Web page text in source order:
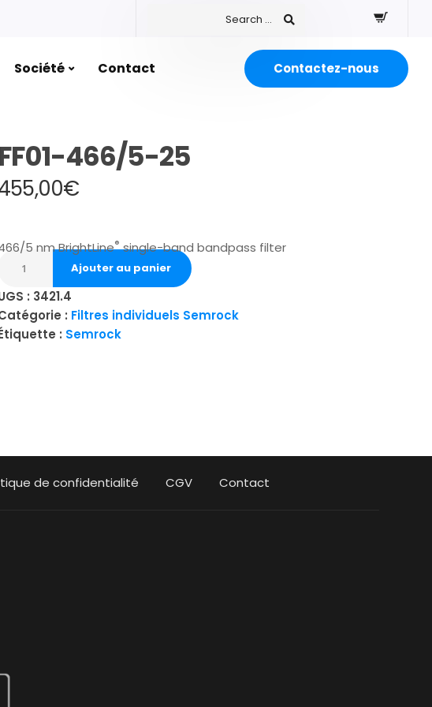
Société Contact Contactez-nous
FF01-466/5-25
€
5 nm BrightLine®single-band bandpass filter
Ajouter au panier
: 3421.4
: Filtres individuels Semrock
: Semrock
de confidentialité CGV Contact